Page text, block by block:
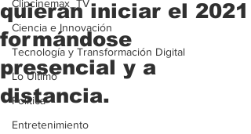
Clipcinemax_TV
Ciencia e Innovación
Tecnología y Transformación Digital
Lo Ultimo
Politica
Entretenimiento
quieran iniciar el 2021
formándose
presencial y a
distancia.